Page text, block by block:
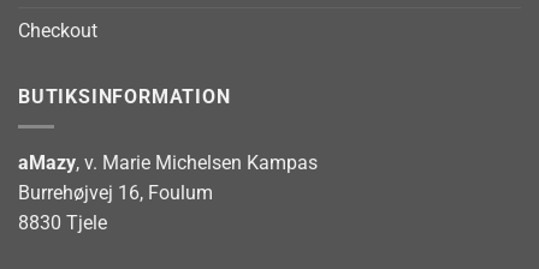
Checkout
BUTIKSINFORMATION
aMazy, v. Marie Michelsen Kampas
Burrehøjvej 16, Foulum
8830 Tjele